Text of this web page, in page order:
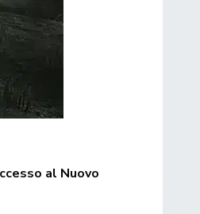
al Nuovo